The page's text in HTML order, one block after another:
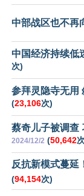
中部战区也不再
中国经济持续低
次)
参拜灵隐寺无用
(23,106次)
蔡奇儿子被调查
2024/12/2 (50,642
反抗新模式蔓延
(94,154次)